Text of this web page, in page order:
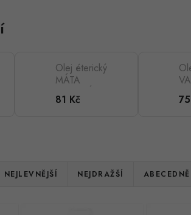
Olej éterický
MÁTA
PEPRNÁ 10ml
81 Kč
NEJLEVNĚJŠÍ NEJDRAŽŠÍ ABECEDNĚ